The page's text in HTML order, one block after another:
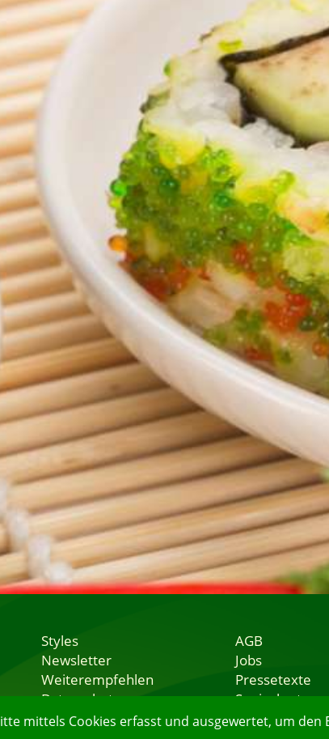
mittels Cookies erfasst und ausgewertet, um den
Styles
Newsletter
Weiterempfehlen
Datenschutz
Nutzungsbedingungen
AGB
Jobs
Pressetexte
Speisekarten
Lieferservice